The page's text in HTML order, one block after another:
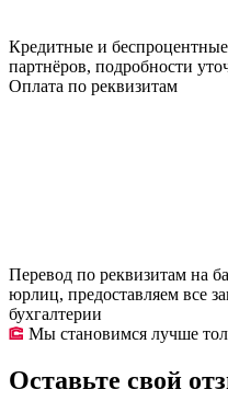
Кредитные и
партнёров, подробности
Оплата по реквизитам
Перевод по реквизитам на
юрлиц, предоставляем все
бухгалтерии
Мы становимся лучше
Оставьте свой